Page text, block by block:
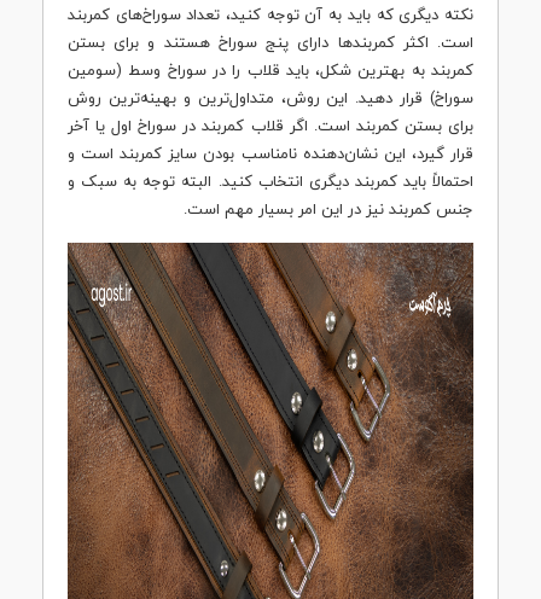
نکته دیگری که باید به آن توجه کنید، تعداد سوراخ‌های کمربند
است. اکثر کمربندها دارای پنج سوراخ هستند و برای بستن
کمربند به بهترین شکل، باید قلاب را در سوراخ وسط (سومین
سوراخ) قرار دهید. این روش، متداول‌ترین و بهینه‌ترین روش
برای بستن کمربند است. اگر قلاب کمربند در سوراخ اول یا آخر
قرار گیرد، این نشان‌دهنده نامناسب بودن سایز کمربند است و
احتمالاً باید کمربند دیگری انتخاب کنید. البته توجه به سبک و
جنس کمربند نیز در این امر بسیار مهم است.